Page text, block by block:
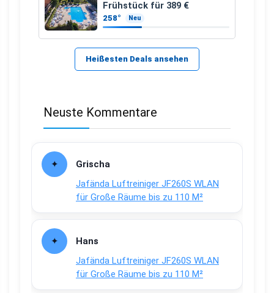
Frühstück für 389 €
258° Neu
Heißesten Deals ansehen
Neuste Kommentare
Grischa
Jafända Luftreiniger JF260S WLAN
für Große Räume bis zu 110 M²
Hans
Jafända Luftreiniger JF260S WLAN
für Große Räume bis zu 110 M²